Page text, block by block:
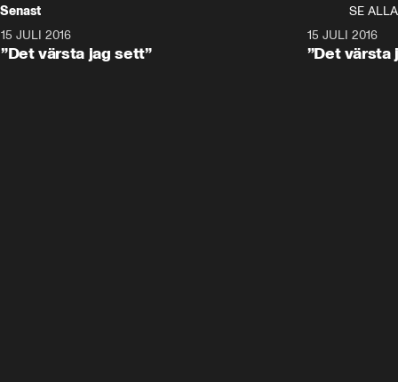
Senast
SE ALLA
15 JULI 2016
”Det värsta jag sett”
15 JULI 2016
”Det värsta